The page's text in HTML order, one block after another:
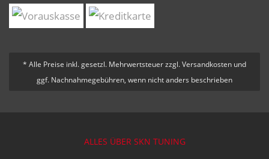
* Alle Preise inkl. gesetzl. Mehrwertsteuer zzgl. Versandkosten und
ggf. Nachnahmegebühren, wenn nicht anders beschrieben
ALLES ÜBER SKN TUNING